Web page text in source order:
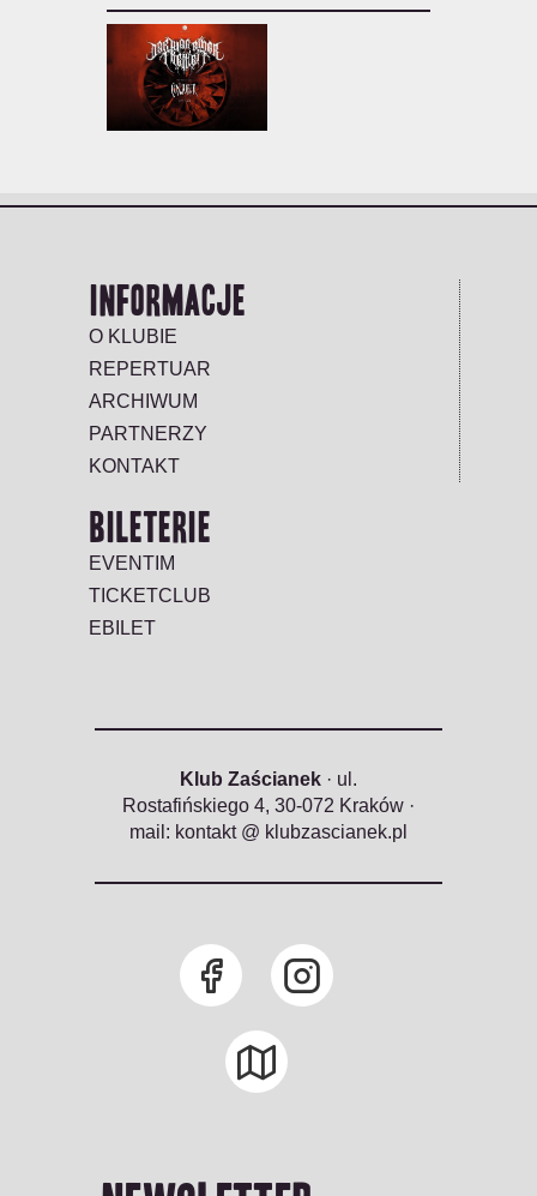
INFORMACJE
O KLUBIE
REPERTUAR
ARCHIWUM
PARTNERZY
KONTAKT
BILETERIE
EVENTIM
TICKETCLUB
EBILET
Klub Zaścianek · ul.
Rostafińskiego 4, 30-072 Kraków ·
mail: kontakt @ klubzascianek.pl